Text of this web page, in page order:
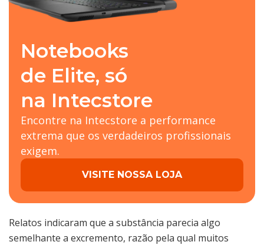
Notebooks
de Elite, só
na Intecstore
Encontre na Intecstore a performance
extrema que os verdadeiros profissionais
exigem.
VISITE NOSSA LOJA
Relatos indicaram que a substância parecia algo
semelhante a excremento, razão pela qual muitos